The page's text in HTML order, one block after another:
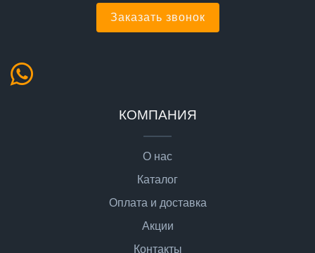
Заказать звонок
КОМПАНИЯ
О нас
Каталог
Оплата и доставка
Акции
Контакты